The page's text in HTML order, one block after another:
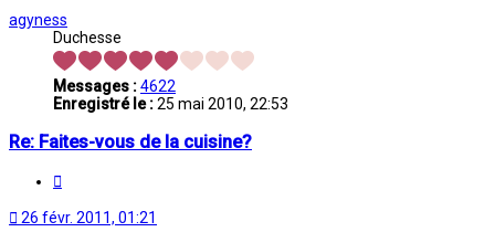
agyness
Duchesse
Messages :4622
Enregistré le :25 mai 2010, 22:53
Re: Faites-vous de la cuisine?
26 févr. 2011, 01:21